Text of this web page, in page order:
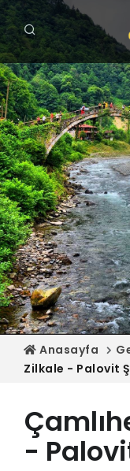
ANASAYFA
GEZİLECEK YERLER
ROTALAR
KAMP ALANLARI
HARİTA
MAĞAZA
Anasayfa
Zilkale - Palovit
-